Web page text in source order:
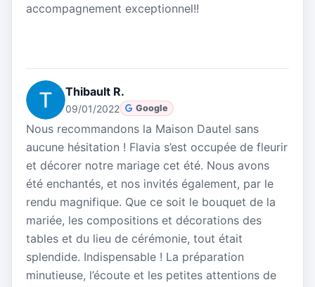
accompagnement exceptionnel!!
Thibault R.
09/01/2022 Google
Nous recommandons la Maison Dautel sans
aucune hésitation ! Flavia s’est occupée de fleurir
et décorer notre mariage cet été. Nous avons
été enchantés, et nos invités également, par le
rendu magnifique. Que ce soit le bouquet de la
mariée, les compositions et décorations des
tables et du lieu de cérémonie, tout était
splendide. Indispensable ! La préparation
minutieuse, l’écoute et les petites attentions de